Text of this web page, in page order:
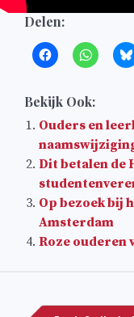
Delen:
Bekijk Ook:
Ouders en
Dit betalen de
Op bezoek bij
Amsterdam
Roze ouderen
navigatie